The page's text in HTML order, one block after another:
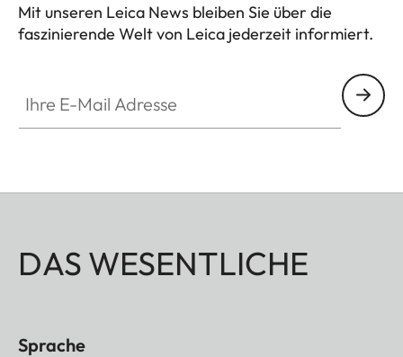
Mit unseren Leica News bleiben Sie über die
faszinierende Welt von Leica jederzeit informiert.
DAS WESENTLICHE
Sprache